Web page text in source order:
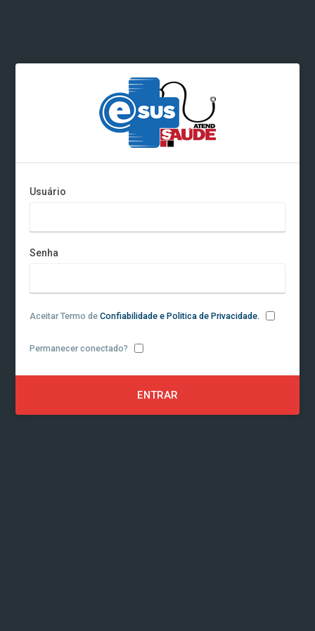
Usuário
Senha
Aceitar Termo deConfiabilidade e Politica de Privacidade.
Permanecer conectado?
ENTRAR